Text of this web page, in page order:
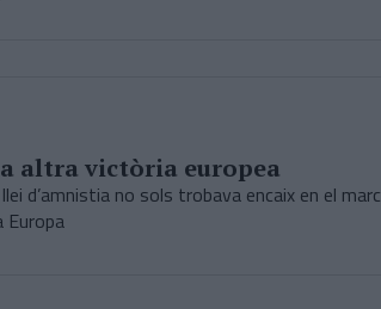
altra victòria europea
d’amnistia no sols trobava encaix en el marc